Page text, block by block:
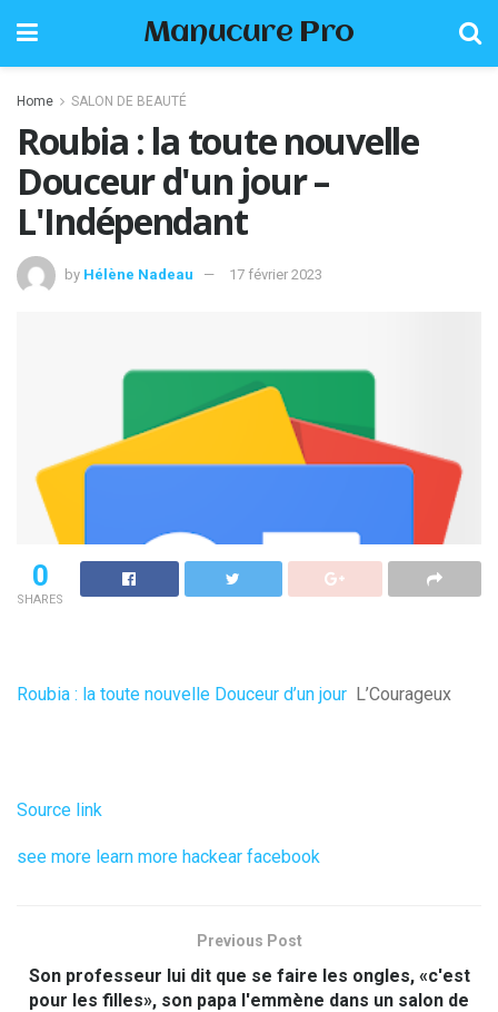
Manucure Pro
Home SALON DE BEAUTÉ
Roubia : la toute nouvelle
Douceur d'un jour –
L'Indépendant
by Hélène Nadeau 17 février 2023
0
SHARES
Roubia : la toute nouvelle Douceur d’un jour L’Courageux
Source link
see more learn more hackear facebook
Previous Post
Son professeur lui dit que se faire les ongles, «c'est
pour les filles», son papa l'emmène dans un salon de